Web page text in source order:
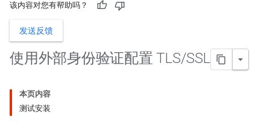
该内容对您有帮助吗？
发送反馈
使用外部身份验证配置 TLS/SSL
本页内容
测试安装